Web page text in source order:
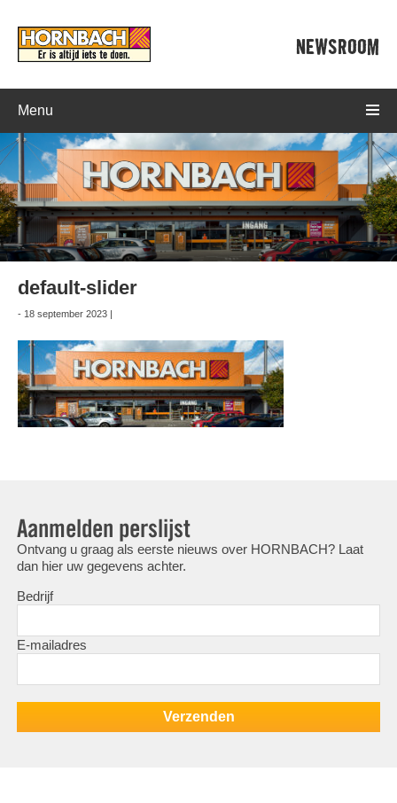
NEWSROOM
Menu
default-slider
- 18 september 2023 |
Aanmelden perslijst
Ontvang u graag als eerste nieuws over HORNBACH? Laat
dan hier uw gegevens achter.
Bedrijf
E-mailadres